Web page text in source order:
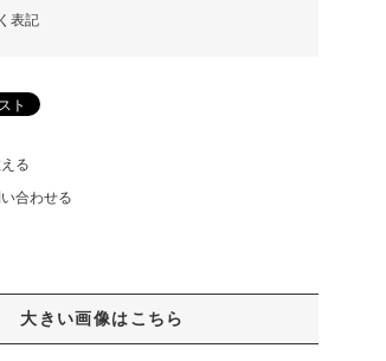
表記
る
合わせる
大きい画像はこちら